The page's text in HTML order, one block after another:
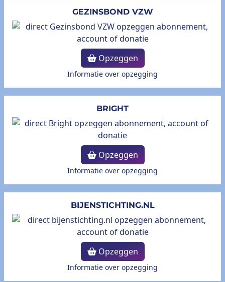
GEZINSBOND VZW
Opzeggen
Informatie over opzegging
BRIGHT
Opzeggen
Informatie over opzegging
BIJENSTICHTING.NL
Opzeggen
Informatie over opzegging